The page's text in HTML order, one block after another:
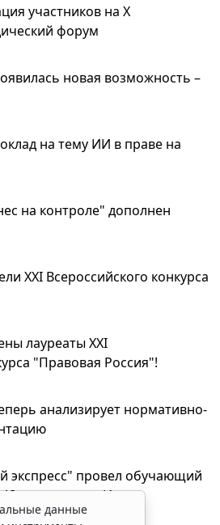
участников на X
форум
новая возможность –
на тему ИИ в праве на
на контроле" дополнен
XXI Всероссийского конкурса
лауреаты XXI
"Правовая Россия"!
анализирует нормативно-
экспресс" провел обучающий
ассистентом Искра
данные